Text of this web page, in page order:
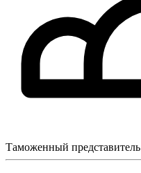
Таможенный представитель